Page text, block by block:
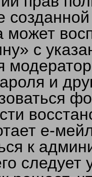
может
с
и
е-
к
следует